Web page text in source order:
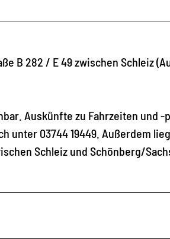
B 282 / E 49 zwischen Schleiz
Auskünfte zu Fahrzeiten und
unter 03744 19449. Außerdem
Schleiz und Schönberg/